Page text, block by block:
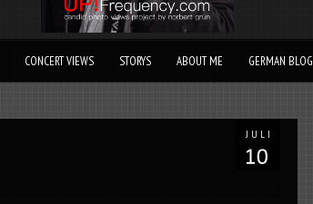
CONCERT VIEWS STORYS ABOUT ME GERMAN BLOG
JULI